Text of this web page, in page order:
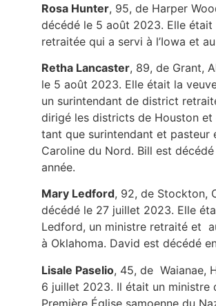
Rosa Hunter, 95, de Harper
décédé le 5 août 2023. Elle était
retraitée qui a servi à l’Iowa et
Retha Lancaster, 89, de Grant,
le 5 août 2023. Elle était la
un surintendant de district
dirigé les districts de Houston et
tant que surintendant et pasteur
Caroline du Nord. Bill est
année.
Mary Ledford, 92, de Stockton,
décédé le 27 juillet 2023. Elle
Ledford, un ministre retraité et
à Oklahoma. David est décédé
Lisale Paselio, 45, de Waianae,
6 juillet 2023. Il était un ministre
Première Église samoenne du